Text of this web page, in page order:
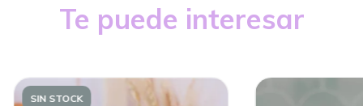
Te puede interesar
SIN STOCK